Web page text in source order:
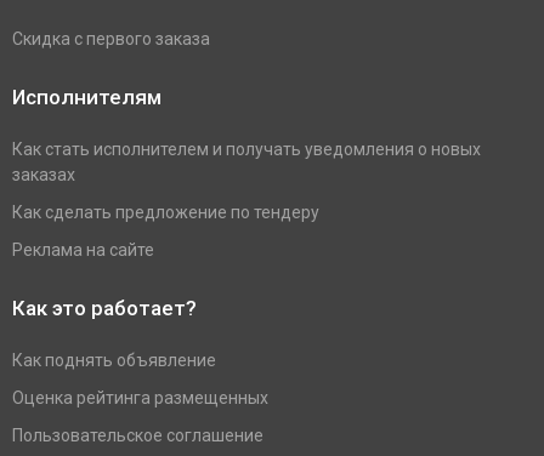
Скидка с первого заказа
Исполнителям
Как стать исполнителем и получать уведомления о новых
заказах
Как сделать предложение по тендеру
Реклама на сайте
Как это работает?
Как поднять объявление
Оценка рейтинга размещенных
Пользовательское соглашение